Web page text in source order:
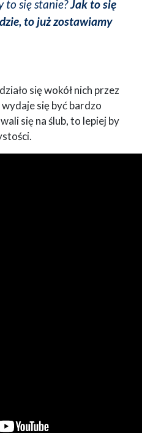
to się stanie?Jak to się
to już zostawiamy
się wokół nich przez
się być bardzo
się na ślub, to lepiej by